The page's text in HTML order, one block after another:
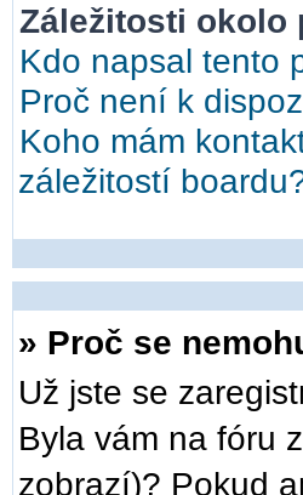
Záležitosti okolo
Kdo napsal tento
Proč není k
Koho mám
záležitostí
» Proč se
Už jste se
Byla vám na fóru
zobrazí)? Pokud